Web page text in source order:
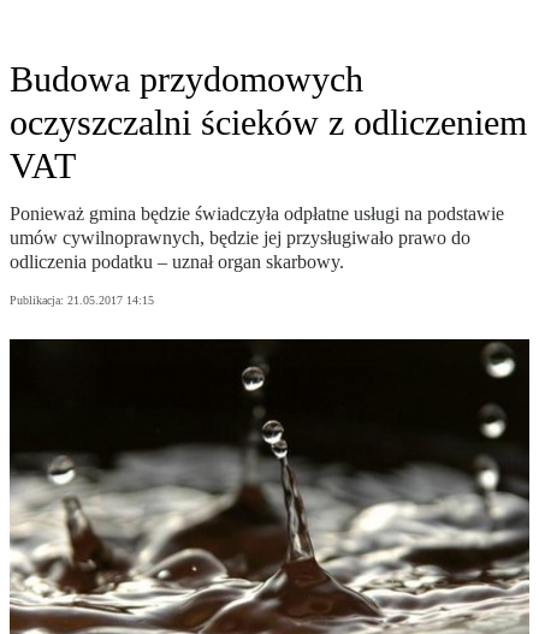
Budowa przydomowych
oczyszczalni ścieków z odliczeniem
VAT
Ponieważ gmina będzie świadczyła odpłatne usługi na podstawie
umów cywilnoprawnych, będzie jej przysługiwało prawo do
odliczenia podatku – uznał organ skarbowy.
Publikacja: 21.05.2017 14:15